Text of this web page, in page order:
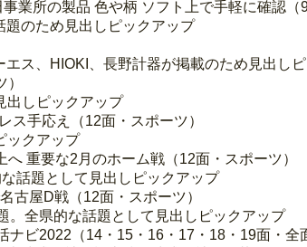
業所の製品 色や柄 ソフト上で手軽に確認（9
のため見出しピックアップ
ス、HIOKI、長野計器が掲載のため見出し
出しピックアップ
ス手応え（12面・スポーツ）
ックアップ
重要な2月のホーム戦（12面・スポーツ）
話題として見出しピックアップ
古屋D戦（12面・スポーツ）
全県的な話題として見出しピックアップ
ビ2022（14・15・16・17・18・19面・全